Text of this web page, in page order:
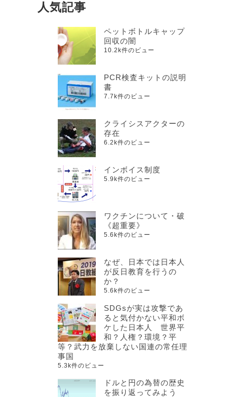
人気記事
ペットボトルキャップ
回収の闇
10.2k件のビュー
PCR検査キットの説明
書
7.7k件のビュー
クライシスアクターの
存在
6.2k件のビュー
インボイス制度
5.9k件のビュー
ワクチンについて・破
《超重要》
5.6k件のビュー
なぜ、日本では日本人
が反日教育を行うの
か？
5.6k件のビュー
SDGsが実は攻撃であ
ると気付かない平和ボ
ケした日本人 世界平
和？人権？環境？平
等？武力を放棄しない国連の常任理
事国
5.3k件のビュー
ドルと円の為替の歴史
を振り返ってみよう